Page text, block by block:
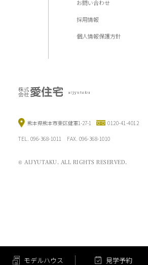
モデルハウス 見学予約
お問い合わせ
採用情報
個人情報保護方針
熊本県熊本市東区健軍1-27-1 0120-41-4012
TEL. 096-368-1011 FAX. 096-368-1010
© AIJYUTAKU. ALL RIGHTS RESERVED.